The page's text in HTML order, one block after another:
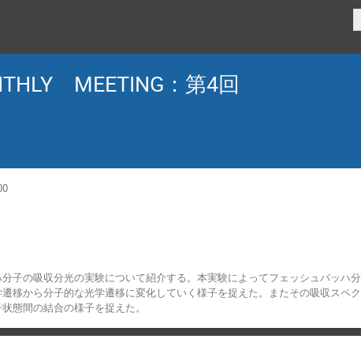
MEETING：第4回
子の吸収分光の実験について紹介する。本実験によってフェッシュバッハ
移から分子的な光学遷移に変化していく様子を捉えた。またその吸収スペ
態間の結合の様子を捉えた。